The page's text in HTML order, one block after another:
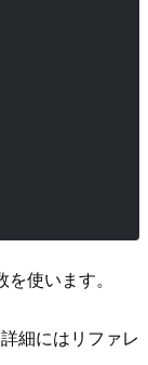
を使います。
細にはリファレ